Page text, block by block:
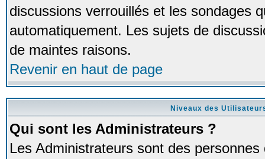
discussions verrouillés et les sondages
automatiquement. Les sujets de
de maintes raisons.
Revenir en haut de page
Niveaux des
Qui sont les Administrateurs ?
Les Administrateurs sont des